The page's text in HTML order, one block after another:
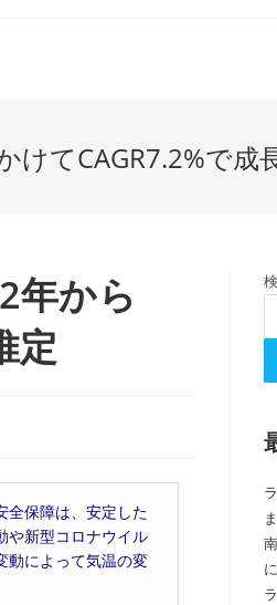
てCAGR7.2%で成
年から
定
全保障は、安定した
や新型コロナウイル
動によって気温の変